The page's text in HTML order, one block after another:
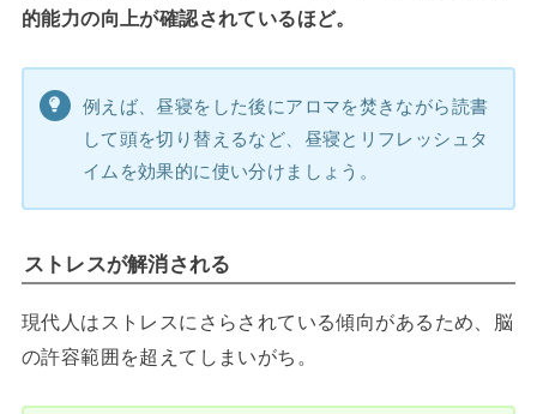
的能力の向上が確認されているほど。
例えば、昼寝をした後にアロマを焚きながら読書
して頭を切り替えるなど、昼寝とリフレッシュタ
イムを効果的に使い分けましょう。
ストレスが解消される
現代人はストレスにさらされている傾向があるため、脳
の許容範囲を超えてしまいがち。